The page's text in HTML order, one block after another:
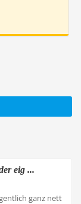
eig ...
ganz nett